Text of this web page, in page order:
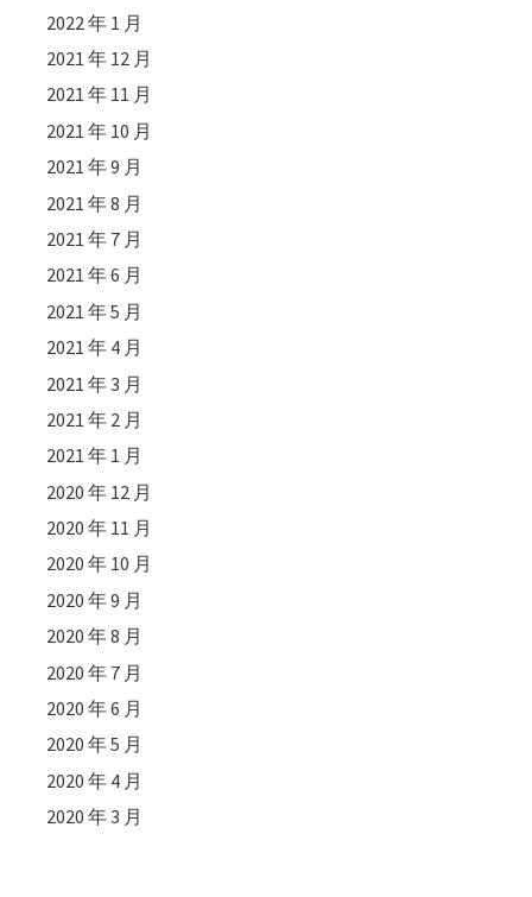
2022 年 1 月
2021 年 12 月
2021 年 11 月
2021 年 10 月
2021 年 9 月
2021 年 8 月
2021 年 7 月
2021 年 6 月
2021 年 5 月
2021 年 4 月
2021 年 3 月
2021 年 2 月
2021 年 1 月
2020 年 12 月
2020 年 11 月
2020 年 10 月
2020 年 9 月
2020 年 8 月
2020 年 7 月
2020 年 6 月
2020 年 5 月
2020 年 4 月
2020 年 3 月